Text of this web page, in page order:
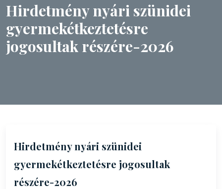
Hirdetmény nyári szünidei
gyermekétkeztetésre
jogosultak részére-2026
Hirdetmény nyári szünidei
gyermekétkeztetésre jogosultak
részére-2026